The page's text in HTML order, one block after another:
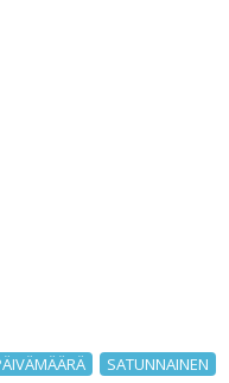
SATUNNAINEN